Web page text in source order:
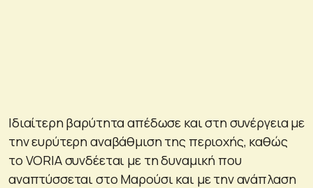
Ιδιαίτερη βαρύτητα απέδωσε και στη συνέργεια με
την ευρύτερη αναβάθμιση της περιοχής, καθώς
το VORIA συνδέεται με τη δυναμική που
αναπτύσσεται στο Μαρούσι και με την ανάπλαση